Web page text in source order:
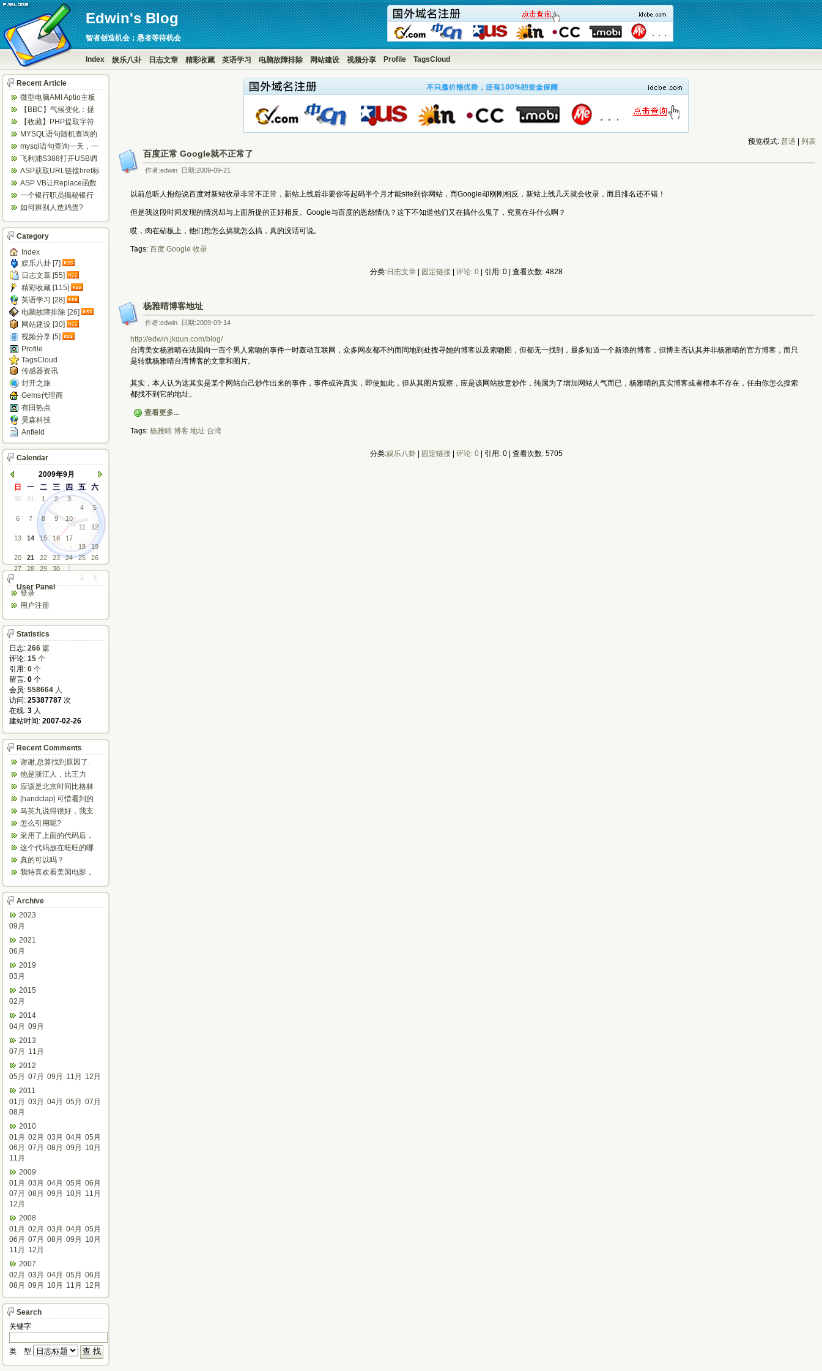
Edwin's Blog
智者创造机会；愚者等待机会
Index 娱乐八卦 日志文章 精彩收藏 英语学习 电脑故障排除 网站建设 视频分享 Profile TagsCloud
预览模式: 普通 列表
百度正常 Google就不正常了
作者:edwin 日期:2009-09-21
以前总听人抱怨说百度对新站收录非常不正常，新站上线后非要你等起码半个月才能site到你网站，而Google却刚刚相反，新站上线几天就会收录，而且排名还不错！
但是我这段时间发现的情况却与上面所提的正好相反。Google与百度的恩怨情仇？这下不知道他们又在搞什么鬼了，究竟在斗什么啊？
哎，肉在砧板上，他们想怎么搞就怎么搞，真的没话可说。
Tags: 百度 Google 收录
分类:日志文章| 固定链接| 评论: 0| 引用: 0 | 查看次数: 4828
杨雅晴博客地址
作者:edwin 日期:2009-09-14
http://edwin.jkqun.com/blog/
台湾美女杨雅晴在法国向一百个男人索吻的事件一时轰动互联网，众多网友都不约而同地到处搜寻她的博客以及索吻图，但都无一找到，最多知道一个新浪的博客，但博主否认其并非杨雅晴的官方博客，而只
是转载杨雅晴台湾博客的文章和图片。
其实，本人认为这其实是某个网站自己炒作出来的事件，事件或许真实，即使如此，但从其图片观察，应是该网站故意炒作，纯属为了增加网站人气而已，杨雅晴的真实博客或者根本不存在，任由你怎么搜索
都找不到它的地址。
查看更多...
Tags: 杨雅晴 博客 地址 台湾
分类:娱乐八卦| 固定链接| 评论: 0| 引用: 0 | 查看次数: 5705
Recent Article
微型电脑AMI Aptio主板
BIOS设置定时开机...
【BBC】气候变化：拯
救地球，6个你意想不到
的方法...
【收藏】PHP提取字符
串中的数字
MYSQL语句随机查询的
实现方法
mysql语句查询一天，一
周等隔日数据
飞利浦S388打开USB调
试方法
ASP获取URL链接href标
签的值
ASP VB让Replace函数
替换不区分大小写 ...
一个银行职员揭秘银行
闹钱荒内幕
如何辨别人造鸡蛋?
Category
Index
娱乐八卦 [7]
日志文章 [55]
精彩收藏 [115]
英语学习 [28]
电脑故障排除 [26]
网站建设 [30]
视频分享 [5]
Profile
TagsCloud
传感器资讯
封开之旅
Gems代理商
有田热点
昊森科技
Anfield
Calendar
2009年9月
日
一 二 三 四 五 六
30 31 1 2
3
4
5
6
7 8 9
10
11
12
13
14 15 16
17
18
19
20
21 22 23 24 25
26
27
28 29 30
1
2
3
User Panel
登录
用户注册
Statistics
日志: 266 篇
评论: 15 个
引用: 0 个
留言: 0 个
会员: 558664 人
访问: 25387787 次
在线: 3 人
建站时间: 2007-02-26
Recent Comments
谢谢,总算找到原因了.
他是浙江人，比王力
宏、任贤齐等唱的粤语
歌好多了
应该是北京时间比格林
尼治时间早八小时
[handclap] 可惜看到的
太晚，不然可以省...
马英九说得很好，我支
持他，我已经恨大陆共
产。
怎么引用呢?
采用了上面的代码后，
怎么不停的刷新？
这个代码放在旺旺的哪
个文件里呀？
真的可以吗？
我特喜欢看美国电影，
力，加强语感...
Archive
2023
09月
2021
06月
2019
03月
2015
02月
2014
04月 09月
2013
07月
11月
2012
05月 07月 09月 11月
12月
2011
01月 03月 04月 05月 07月
08月
2010
01月 02月 03月 04月 05月
06月 07月 08月 09月
10月
11月
2009
01月 03月 04月 05月 06月
07月 08月 09月 10月
11月
12月
2008
01月 02月 03月 04月 05月
06月 07月 08月 09月
10月
11月
12月
2007
02月 03月 04月 05月 06月
08月 09月 10月 11月 12月
Search
关键字
类 型